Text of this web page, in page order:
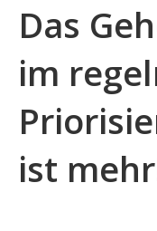
Das
im
ist